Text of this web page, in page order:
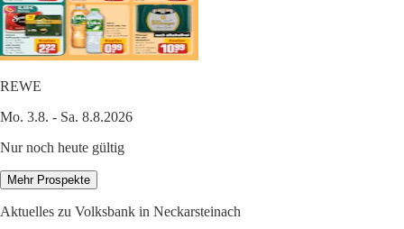
REWE
Mo. 3.8. - Sa. 8.8.2026
Nur noch heute gültig
Mehr Prospekte
Aktuelles zu Volksbank in Neckarsteinach